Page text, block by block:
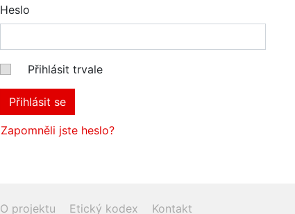
Heslo
Přihlásit trvale
Přihlásit se
Zapomněli jste heslo?
O projektu Etický kodex Kontakt